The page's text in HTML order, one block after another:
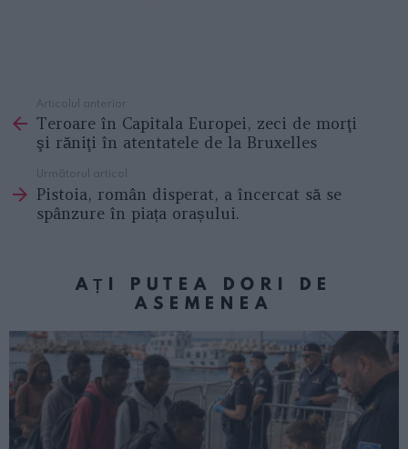
more
Articolul anterior
Teroare în Capitala Europei, zeci de morţi
şi răniţi în atentatele de la Bruxelles
Următorul articol
Pistoia, român disperat, a încercat să se
spânzure în piața orașului.
AȚI PUTEA DORI DE
ASEMENEA